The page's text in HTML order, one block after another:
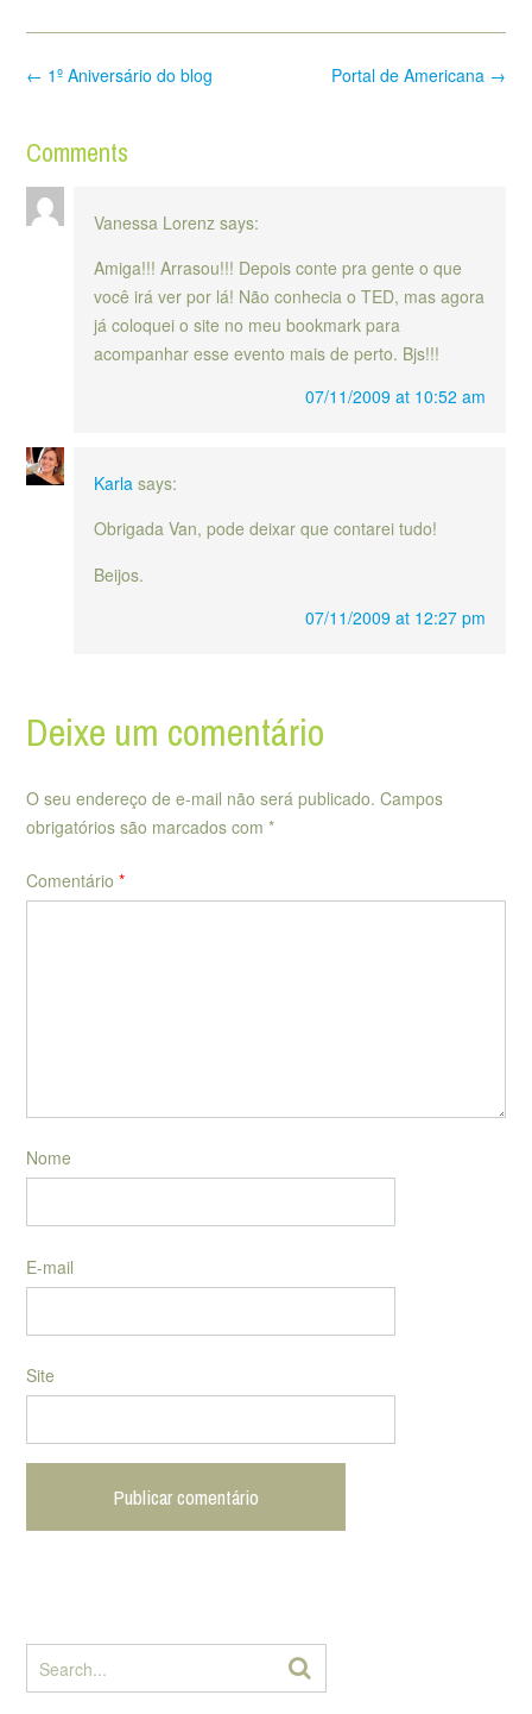
Post
Portal de Americana →
← 1º Aniversário do blog
Comments
Vanessa Lorenz says:
Amiga!!! Arrasou!!! Depois conte pra gente o que
você irá ver por lá! Não conhecia o TED, mas agora
já coloquei o site no meu bookmark para
acompanhar esse evento mais de perto. Bjs!!!
07/11/2009 at 10:52 am
Karla says:
Obrigada Van, pode deixar que contarei tudo!
Beijos.
07/11/2009 at 12:27 pm
Deixe um comentário
O seu endereço de e-mail não será publicado. Campos
obrigatórios são marcados com *
Comentário *
Nome
E-mail
Site